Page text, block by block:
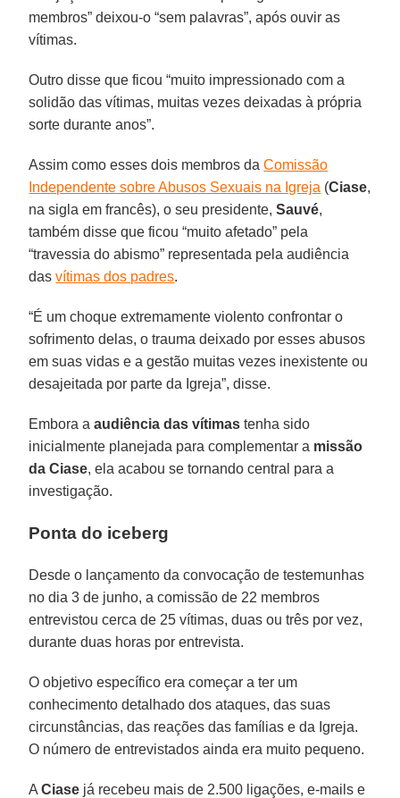
membros” deixou-o “sem palavras”, após ouvir as
vítimas.
Outro disse que ficou “muito impressionado com a
solidão das vítimas, muitas vezes deixadas à própria
sorte durante anos”.
Assim como esses dois membros daComissão
Independente sobre Abusos Sexuais na Igreja (Ciase,
na sigla em francês), o seu presidente,Sauvé,
também disse que ficou “muito afetado” pela
“travessia do abismo” representada pela audiência
dasvítimas dos padres.
“É um choque extremamente violento confrontar o
sofrimento delas, o trauma deixado por esses abusos
em suas vidas e a gestão muitas vezes inexistente ou
desajeitada por parte da Igreja”, disse.
Embora aaudiência das vítimas tenha sido
inicialmente planejada para complementar a missão
da Ciase, ela acabou se tornando central para a
investigação.
Ponta do iceberg
Desde o lançamento da convocação de testemunhas
no dia 3 de junho, a comissão de 22 membros
entrevistou cerca de 25 vítimas, duas ou três por vez,
durante duas horas por entrevista.
O objetivo específico era começar a ter um
conhecimento detalhado dos ataques, das suas
circunstâncias, das reações das famílias e da Igreja.
O número de entrevistados ainda era muito pequeno.
ACiase já recebeu mais de 2.500 ligações, e-mails e